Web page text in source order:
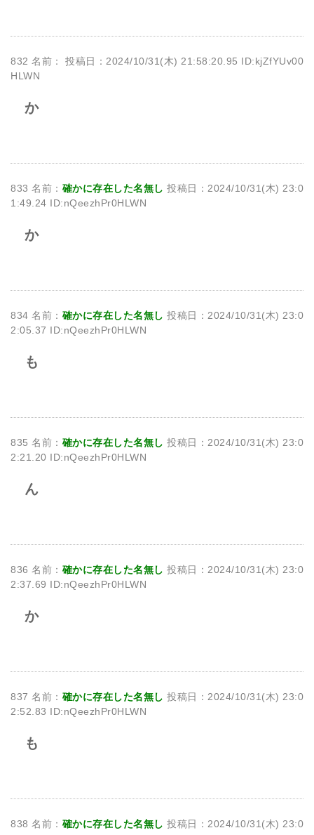
832 名前：
投稿日：2024/10/31(木) 21:58:20.95 ID:kjZfYUv00
HLWN
か
833 名前： 確かに存在した名無し 投稿日：2024/10/31(木) 23:0
1:49.24 ID:nQeezhPr0HLWN
か
834 名前： 確かに存在した名無し 投稿日：2024/10/31(木) 23:0
2:05.37 ID:nQeezhPr0HLWN
も
835 名前： 確かに存在した名無し 投稿日：2024/10/31(木) 23:0
2:21.20 ID:nQeezhPr0HLWN
ん
836 名前： 確かに存在した名無し 投稿日：2024/10/31(木) 23:0
2:37.69 ID:nQeezhPr0HLWN
か
837 名前： 確かに存在した名無し 投稿日：2024/10/31(木) 23:0
2:52.83 ID:nQeezhPr0HLWN
も
838 名前： 確かに存在した名無し 投稿日：2024/10/31(木) 23:0